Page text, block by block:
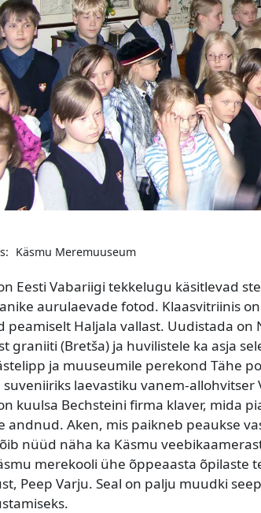
Käsmu Meremuuseum
Eesti Vabariigi tekkelugu käsitlevad
aurulaevade fotod. Klaasvitriinis
peamiselt Haljala vallast. Uudistada
graniiti (Bretša) ja huvilistele ka asja
ja muuseumile perekond Tähe
laevastiku vanem-
kuulsa Bechsteini firma klaver, mida
andnud. Aken, mis paikneb peaukse
nüüd näha ka Käsmu
merekooli ühe õppeaasta
Peep Varju. Seal on palju muudki